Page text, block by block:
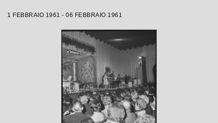
1 FEBBRAIO 1961 - 06 FEBBRAIO 1961